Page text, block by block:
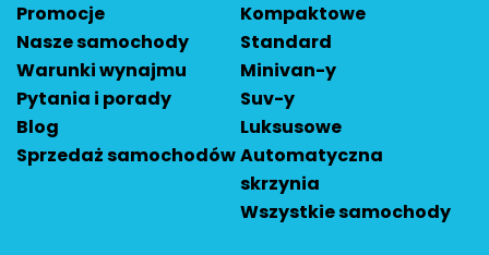
Promocje
Nasze samochody
Warunki wynajmu
Pytania i porady
Blog
Sprzedaż samochodów
Kompaktowe
Standard
Minivan-y
Suv-y
Luksusowe
Automatyczna
skrzynia
Wszystkie samochody